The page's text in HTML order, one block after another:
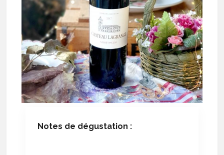
Notes de dégustation :